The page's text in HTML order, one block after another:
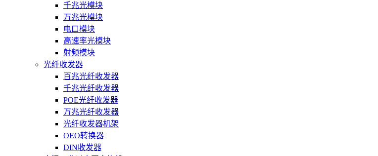
千兆光模块
万兆光模块
电口模块
高速率光模块
射频模块
光纤收发器
百兆光纤收发器
千兆光纤收发器
POE光纤收发器
万兆光纤收发器
光纤收发器机架
OEO转换器
DIN收发器